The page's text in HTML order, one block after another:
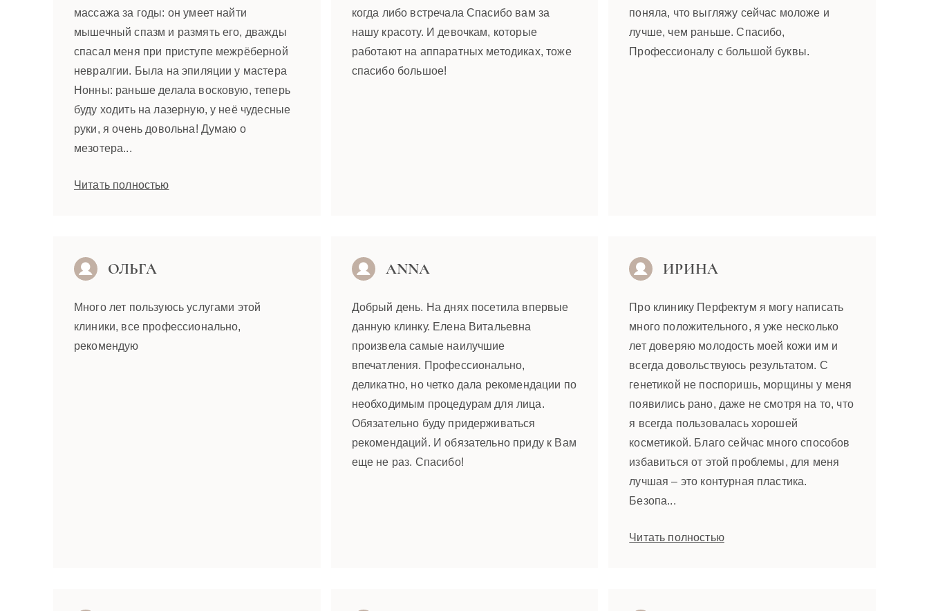
массажа за годы: он умеет найти
мышечный спазм и размять его, дважды
спасал меня при приступе межрёберной
невралгии. Была на эпиляции у мастера
Нонны: раньше делала восковую, теперь
буду ходить на лазерную, у неё чудесные
руки, я очень довольна! Думаю о
мезотера...
Читать полностью
когда либо встречала Спасибо вам за
нашу красоту. И девочкам, которые
работают на аппаратных методиках, тоже
спасибо большое!
поняла, что выгляжу сейчас моложе и
лучше, чем раньше. Спасибо,
Профессионалу с большой буквы.
ОЛЬГА
Много лет пользуюсь услугами этой
клиники, все профессионально,
рекомендую
ANNA
Добрый день. На днях посетила впервые
данную клинку. Елена Витальевна
произвела самые наилучшие
впечатления. Профессионально,
деликатно, но четко дала рекомендации по
необходимым процедурам для лица.
Обязательно буду придерживаться
рекомендаций. И обязательно приду к Вам
еще не раз. Спасибо!
ИРИНА
Про клинику Перфектум я могу написать
много положительного, я уже несколько
лет доверяю молодость моей кожи им и
всегда довольствуюсь результатом. С
генетикой не поспоришь, морщины у меня
появились рано, даже не смотря на то, что
я всегда пользовалась хорошей
косметикой. Благо сейчас много способов
избавиться от этой проблемы, для меня
лучшая – это контурная пластика.
Безопа...
Читать полностью